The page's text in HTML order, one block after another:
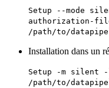
Setup --mode
authorization-
/path/to/
Installation dans un
Setup -m silent
/path/to/